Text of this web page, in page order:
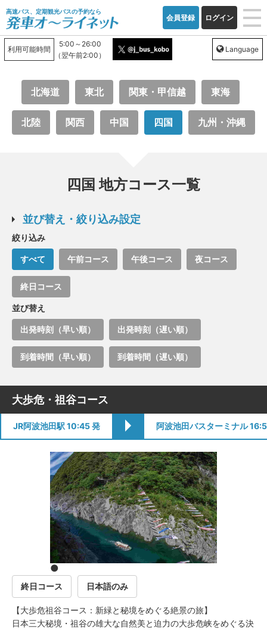
高速バス、定期観光バスの予約なら
会員登録 ログイン
利用可能時間
5:00～26:00
（翌午前2:00）
Language
北海道 東北 関東・甲信越 東海
北陸 関西 中国 四国 九州・沖縄
四国 地方コース一覧
並び替え・絞り込み設定
絞り込み
すべて 午前コース 午後コース 夜コース
終日コース
並び替え
出発時刻（早い順） 出発時刻（遅い順）
到着時間（早い順） 到着時間（遅い順）
大歩危・祖谷コース
JR阿波池田駅 10:45 発 阿波池田バスターミナル
●
終日コース 日本語のみ
【大歩危祖谷コース：新緑と秘境をめぐる絶景の旅】
日本三大秘境・祖谷の雄大な自然美と迫力の大歩危峡をめぐる決